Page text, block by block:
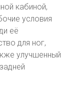
кабиной,
условия
её
для ног,
улучшенный